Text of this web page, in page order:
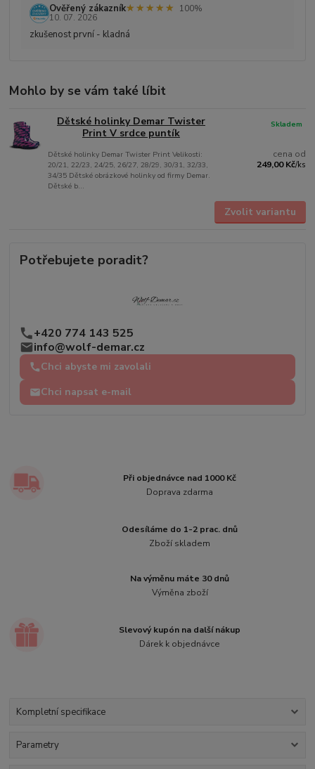
Ověřený zákazník★★★★★
★★★★★
100%
10. 07. 2026
zkušenost první - kladná
Mohlo by se vám také líbit
Dětské holinky Demar Twister
Print V srdce puntík
Dětské holinky Demar Twister Print Velikosti:
20/21, 22/23, 24/25, 26/27, 28/29, 30/31, 32/33,
34/35 Dětské obrázkové holinky od firmy Demar.
Dětské b...
cena od
249,00 Kč/ks
Skladem
Zvolit variantu
Potřebujete poradit?
+420 774 143 525
info@wolf-demar.cz
Chci abyste mi zavolali
Chci napsat e-mail
Při objednávce nad 1000 Kč
Doprava zdarma
Odesíláme do 1-2 prac. dnů
Zboží skladem
Na výměnu máte 30 dnů
Výměna zboží
Slevový kupón na další nákup
Dárek k objednávce
Kompletní specifikace
Parametry